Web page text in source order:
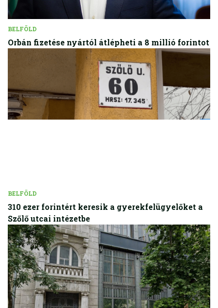
BELFÖLD
Orbán fizetése nyártól átlépheti a 8 millió forintot
BELFÖLD
310 ezer forintért keresik a gyerekfelügyelőket a
Szőlő utcai intézetbe